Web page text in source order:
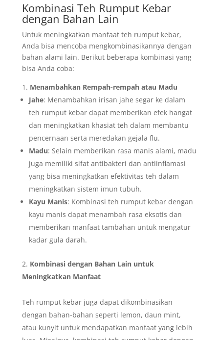
Kombinasi Teh Rumput Kebar
dengan Bahan Lain
Untuk meningkatkan manfaat teh rumput kebar,
Anda bisa mencoba mengkombinasikannya dengan
bahan alami lain. Berikut beberapa kombinasi yang
bisa Anda coba:
Menambahkan Rempah-rempah atau Madu
Jahe: Menambahkan irisan jahe segar ke dalam
teh rumput kebar dapat memberikan efek hangat
dan meningkatkan khasiat teh dalam membantu
pencernaan serta meredakan gejala flu.
Madu: Selain memberikan rasa manis alami, madu
juga memiliki sifat antibakteri dan antiinflamasi
yang bisa meningkatkan efektivitas teh dalam
meningkatkan sistem imun tubuh.
Kayu Manis: Kombinasi teh rumput kebar dengan
kayu manis dapat menambah rasa eksotis dan
memberikan manfaat tambahan untuk mengatur
kadar gula darah.
Kombinasi dengan Bahan Lain untuk
Meningkatkan Manfaat
Teh rumput kebar juga dapat dikombinasikan
dengan bahan-bahan seperti lemon, daun mint,
atau kunyit untuk mendapatkan manfaat yang lebih